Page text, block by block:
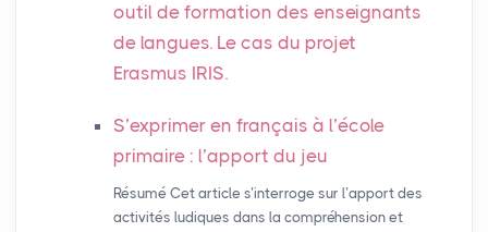
outil de formation des enseignants
de langues. Le cas du projet
Erasmus IRIS.
S’exprimer en français à l’école
primaire : l’apport du jeu
Résumé Cet article s’interroge sur l’apport des
activités ludiques dans la compréhension et